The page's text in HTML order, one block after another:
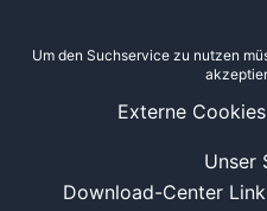
Unser
Download-Center
Um den Suchservice zu nutzen
Externe